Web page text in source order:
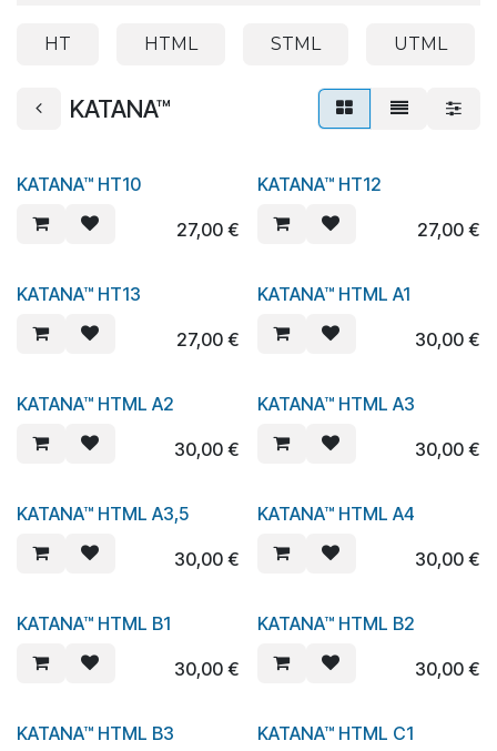
HT HTML STML UTML
KATANA™
KATANA™ HT10
27,00€
KATANA™ HT12
27,00€
KATANA™ HT13
27,00€
KATANA™ HTML A1
30,00€
KATANA™ HTML A2
30,00€
KATANA™ HTML A3
30,00€
KATANA™ HTML A3,5
30,00€
KATANA™ HTML A4
30,00€
KATANA™ HTML B1
30,00€
KATANA™ HTML B2
30,00€
KATANA™ HTML B3 KATANA™ HTML C1